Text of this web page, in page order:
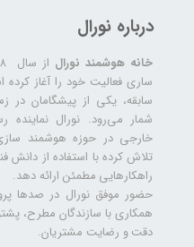
درباره نورال
خانه هوشمند نورال
سابقه، یکی از پیشگامان در
شمار می‌رود. نورال نماینده
خارجی در حوزه هوشمند
تلاش کرده با استفاده از دانش
راهکارهایی مطمئن ارائه دهد.
حضور موفق نورال در صدها
همکاری با سازندگان مطرح،
دقت و رضایت مشتریان.